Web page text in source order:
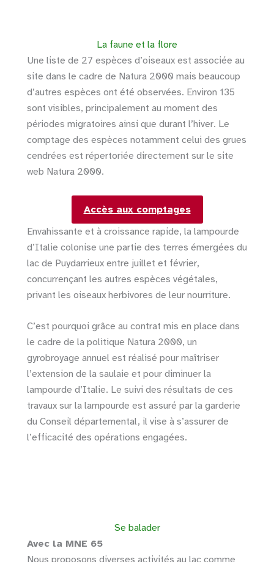
La faune et la flore
Une liste de 27 espèces d’oiseaux est associée au
site dans le cadre de Natura 2000 mais beaucoup
d’autres espèces ont été observées. Environ 135
sont visibles, principalement au moment des
périodes migratoires ainsi que durant l’hiver. Le
comptage des espèces notamment celui des grues
cendrées est répertoriée directement sur le site
web Natura 2000.
Accès aux comptages
Envahissante et à croissance rapide, la lampourde
d’Italie colonise une partie des terres émergées du
lac de Puydarrieux entre juillet et février,
concurrençant les autres espèces végétales,
privant les oiseaux herbivores de leur nourriture.
C’est pourquoi grâce au contrat mis en place dans
le cadre de la politique Natura 2000, un
gyrobroyage annuel est réalisé pour maîtriser
l’extension de la saulaie et pour diminuer la
lampourde d’Italie. Le suivi des résultats de ces
travaux sur la lampourde est assuré par la garderie
du Conseil départemental, il vise à s’assurer de
l’efficacité des opérations engagées.
Se balader
Avec la MNE 65
Nous proposons diverses activités au lac comme